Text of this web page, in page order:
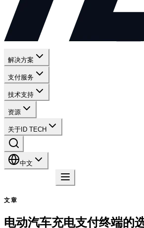
解决方案
支付服务
技术支持
资源
关于ID TECH
中文
文章
电动汽车充电支付终端的